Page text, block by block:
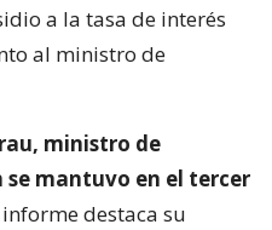
a la tasa de interés
al ministro de
ministro de
se mantuvo en el tercer
informe destaca su